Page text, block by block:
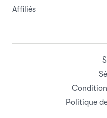
Affiliés
Politique